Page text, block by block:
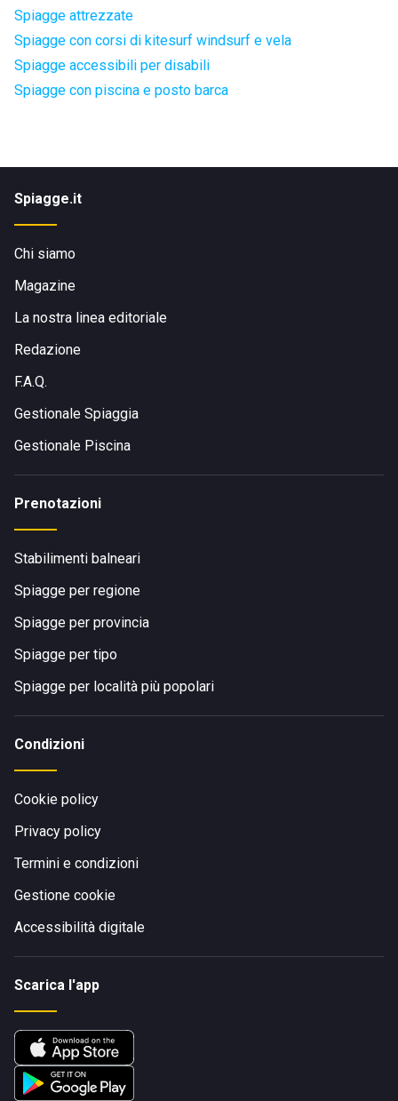
Spiagge attrezzate
Spiagge con corsi di kitesurf windsurf e vela
Spiagge accessibili per disabili
Spiagge con piscina e posto barca
Spiagge.it
Chi siamo
Magazine
La nostra linea editoriale
Redazione
F.A.Q.
Gestionale Spiaggia
Gestionale Piscina
Prenotazioni
Stabilimenti balneari
Spiagge per regione
Spiagge per provincia
Spiagge per tipo
Spiagge per località più popolari
Condizioni
Cookie policy
Privacy policy
Termini e condizioni
Gestione cookie
Accessibilità digitale
Scarica l'app